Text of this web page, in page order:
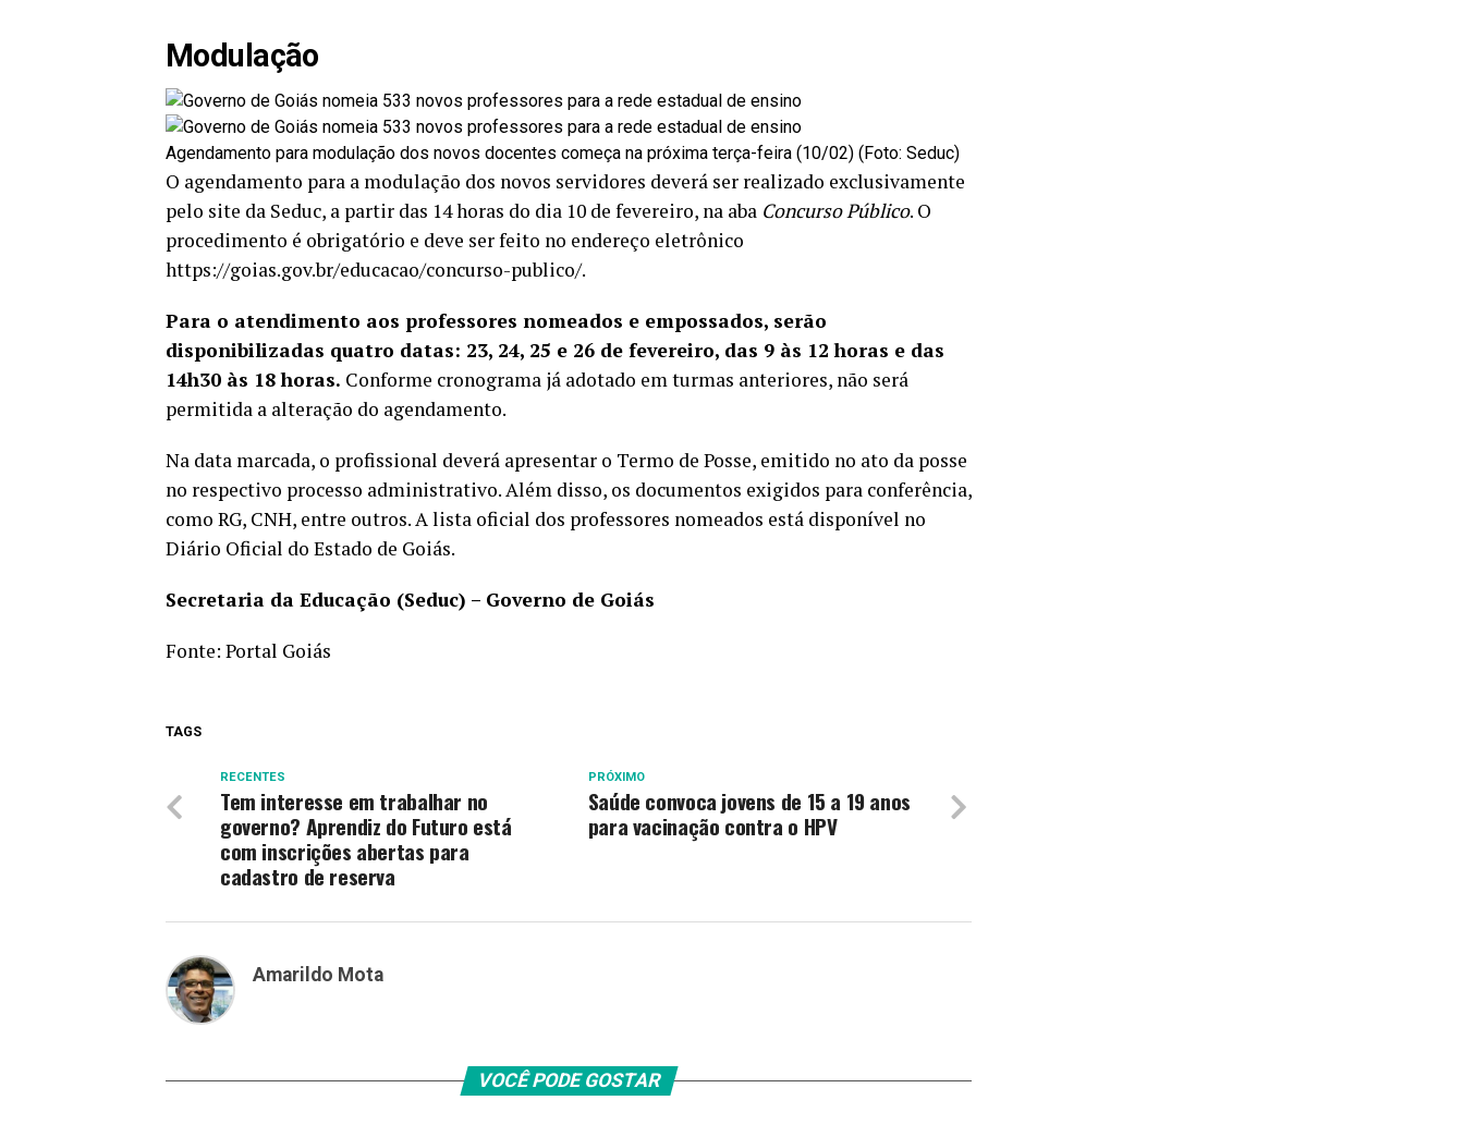
Modulação
Agendamento para modulação dos novos docentes começa na próxima terça-feira (10/02) (Foto: Seduc)
O agendamento para a modulação dos novos servidores deverá ser realizado exclusivamente
pelo site da Seduc, a partir das 14 horas do dia 10 de fevereiro, na aba Concurso Público. O
procedimento é obrigatório e deve ser feito no endereço eletrônico
https://goias.gov.br/educacao/concurso-publico/.
Para o atendimento aos professores nomeados e empossados, serão
disponibilizadas quatro datas: 23, 24, 25 e 26 de fevereiro, das 9 às 12 horas e das
14h30 às 18 horas. Conforme cronograma já adotado em turmas anteriores, não será
permitida a alteração do agendamento.
Na data marcada, o profissional deverá apresentar o Termo de Posse, emitido no ato da posse
no respectivo processo administrativo. Além disso, os documentos exigidos para conferência,
como RG, CNH, entre outros. A lista oficial dos professores nomeados está disponível no
Diário Oficial do Estado de Goiás.
Secretaria da Educação (Seduc) – Governo de Goiás
Fonte: Portal Goiás
TAGS
PRÓXIMO
Saúde convoca jovens de 15 a 19 anos
para vacinação contra o HPV
RECENTES
Tem interesse em trabalhar no
governo? Aprendiz do Futuro está
com inscrições abertas para
cadastro de reserva
Amarildo Mota
VOCÊ PODE GOSTAR